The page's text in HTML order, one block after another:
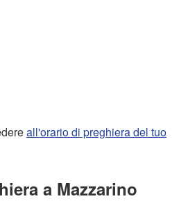
all'orario di preghiera del tuo
a Mazzarino